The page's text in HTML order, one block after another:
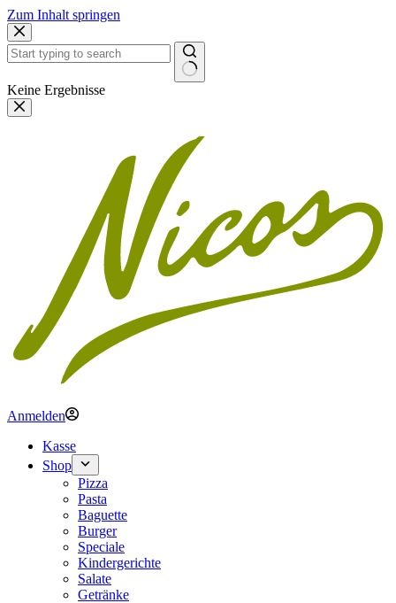
Zum Inhalt springen
Keine Ergebnisse
Anmelden
Kasse
Shop
Pizza
Pasta
Baguette
Burger
Speciale
Kindergerichte
Salate
Getränke